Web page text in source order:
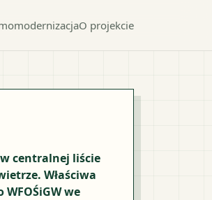
O projekcie
centralnej liście
Właściwa
we